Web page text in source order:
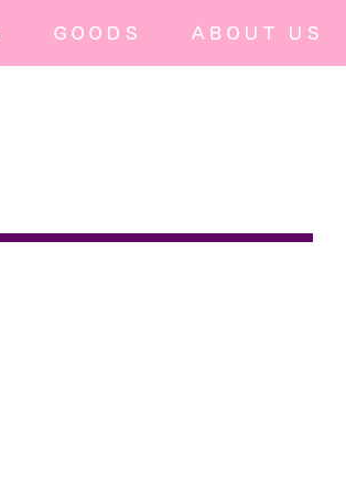
ＧＯＯＤＳ ＡＢＯＵＴ ＵＳ